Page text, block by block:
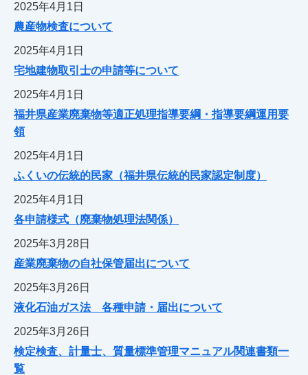
2025年4月1日
農産物検査について
2025年4月1日
宅地建物取引士の申請等について
2025年4月1日
福井県産業廃棄物等適正処理指導要綱・指導要綱運用要
領
2025年4月1日
ふくいの伝統的民家（福井県伝統的民家認定制度）
2025年4月1日
各申請様式（廃棄物処理法関係）
2025年3月28日
産業廃棄物の自社保管届出について
2025年3月26日
液化石油ガス法 各種申請・届出について
2025年3月26日
検定検査、計量士、質量標準管理マニュアル関連書類一
覧